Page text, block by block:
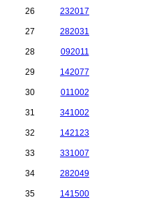
26 232017
27 282031
28 092011
29 142077
30 011002
31 341002
32 142123
33 331007
34 282049
35 141500